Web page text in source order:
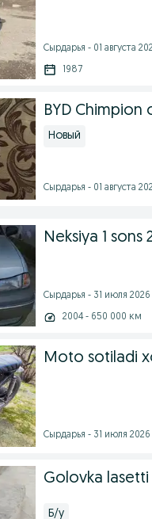
Cырдарья - 01 августа
1987
BYD Chimpion
Новый
Cырдарья - 01 августа
Neksiya 1 sons
Cырдарья - 31 июля 2026
2004 - 650 000 км
Moto sotiladi
Cырдарья - 31 июля 2026
Golovka lasetti
Б/у